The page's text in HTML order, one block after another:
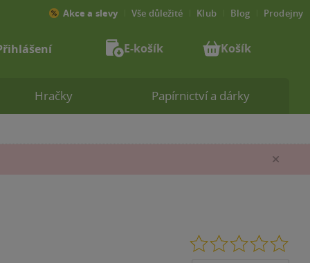
Hračky Papírnictví a dárky
Akce a slevy Vše důležité Klub Blog Prodejny
E-košík Košík